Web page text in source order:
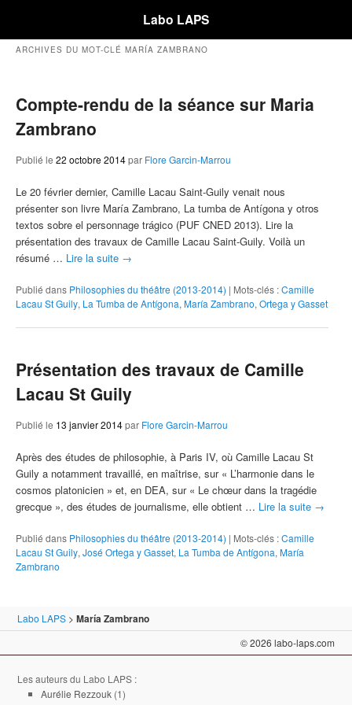
Labo LAPS
ARCHIVES DU MOT-CLÉ MARÍA ZAMBRANO
Compte-rendu de la séance sur Maria
Zambrano
Publié le 22 octobre 2014par Flore Garcin-Marrou
Le 20 février dernier, Camille Lacau Saint-Guily venait nous
présenter son livre María Zambrano, La tumba de Antígona y otros
textos sobre el personnage trágico (PUF CNED 2013). Lire la
présentation des travaux de Camille Lacau Saint-Guily. Voilà un
résumé … Lire la suite →
Publié dans Philosophies du théâtre (2013-2014) | Mots-clés :Camille
Lacau St Guily, La Tumba de Antígona, María Zambrano, Ortega y Gasset
Présentation des travaux de Camille
Lacau St Guily
Publié le 13 janvier 2014par Flore Garcin-Marrou
Après des études de philosophie, à Paris IV, où Camille Lacau St
Guily a notamment travaillé, en maîtrise, sur « L’harmonie dans le
cosmos platonicien » et, en DEA, sur « Le chœur dans la tragédie
grecque », des études de journalisme, elle obtient … Lire la suite →
Publié dans Philosophies du théâtre (2013-2014) | Mots-clés :Camille
Lacau St Guily, José Ortega y Gasset, La Tumba de Antígona, María
Zambrano
Labo LAPS >María Zambrano
© 2026 labo-laps.com
Les auteurs du Labo LAPS :
Aurélie Rezzouk (1)